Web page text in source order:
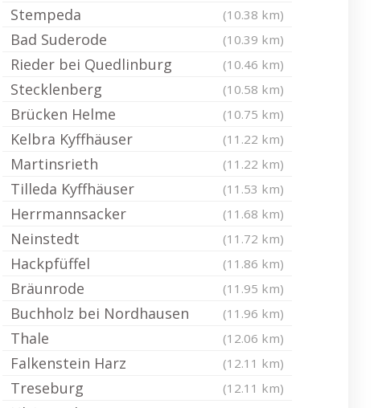
Stempeda (10.38 km)
Bad Suderode (10.39 km)
Rieder bei Quedlinburg (10.46 km)
Stecklenberg (10.58 km)
Brücken Helme (10.75 km)
Kelbra Kyffhäuser (11.22 km)
Martinsrieth (11.22 km)
Tilleda Kyffhäuser (11.53 km)
Herrmannsacker (11.68 km)
Neinstedt (11.72 km)
Hackpfüffel (11.86 km)
Bräunrode (11.95 km)
Buchholz bei Nordhausen (11.96 km)
Thale (12.06 km)
Falkenstein Harz (12.11 km)
Treseburg (12.11 km)